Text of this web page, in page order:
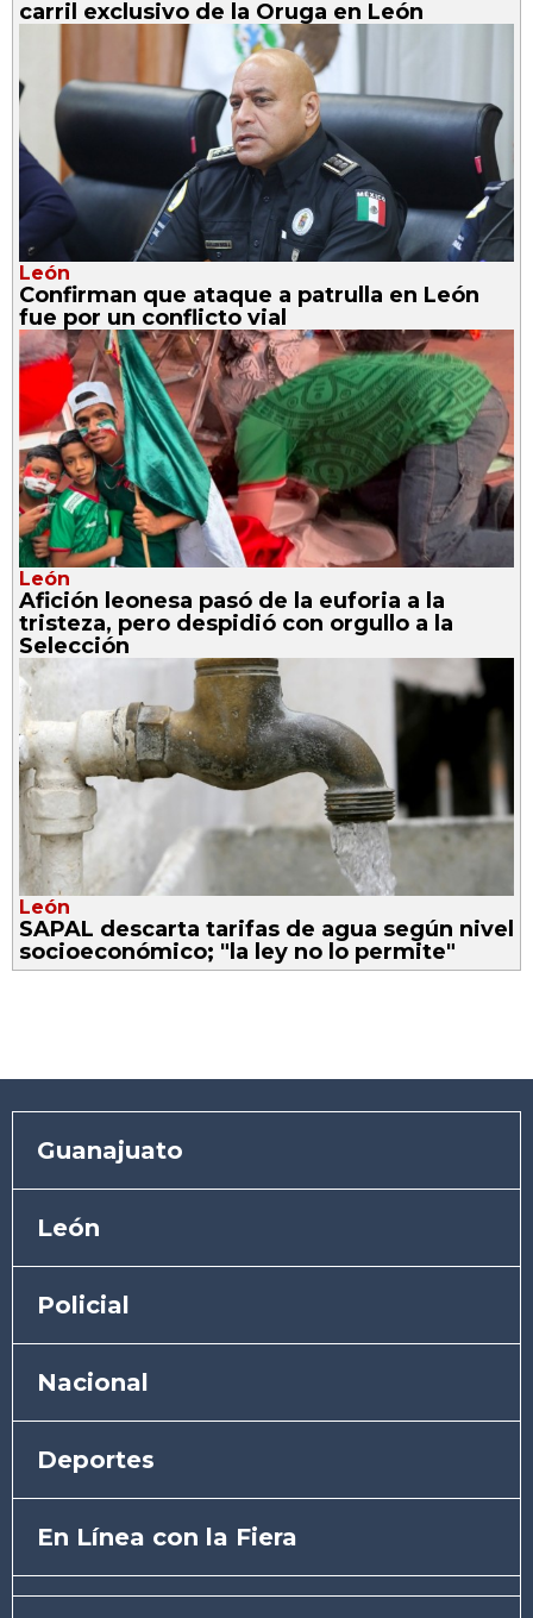
carril exclusivo de la Oruga en León
León
Confirman que ataque a patrulla en León
fue por un conflicto vial
León
Afición leonesa pasó de la euforia a la
tristeza, pero despidió con orgullo a la
Selección
León
SAPAL descarta tarifas de agua según nivel
socioeconómico; "la ley no lo permite"
Guanajuato
León
Policial
Nacional
Deportes
En Línea con la Fiera